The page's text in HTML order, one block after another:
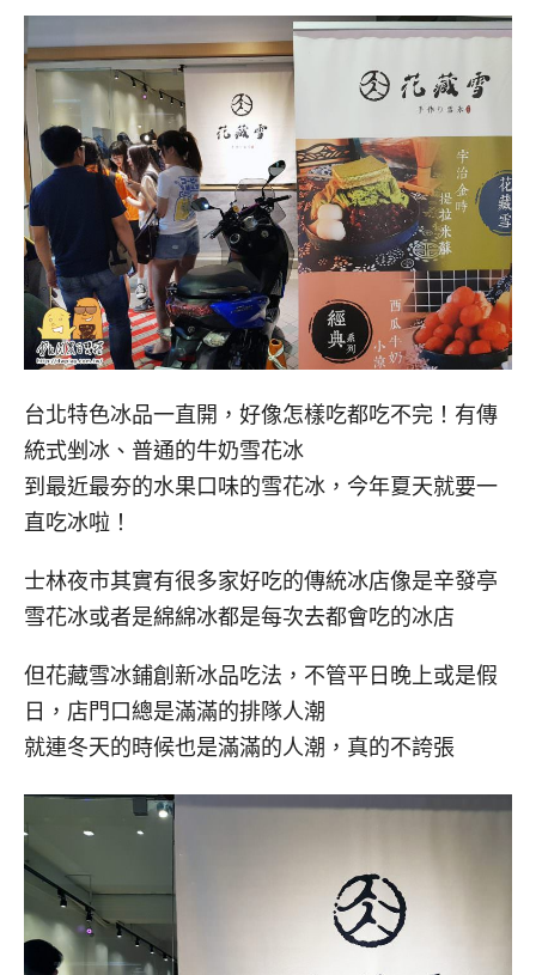
台北特色冰品一直開，好像怎樣吃都吃不完！有傳
統式剉冰、普通的牛奶雪花冰
到最近最夯的水果口味的雪花冰，今年夏天就要一
直吃冰啦！
士林夜市其實有很多家好吃的傳統冰店像是辛發亭
雪花冰或者是綿綿冰都是每次去都會吃的冰店
但花藏雪冰鋪創新冰品吃法，不管平日晚上或是假
日，店門口總是滿滿的排隊人潮
就連冬天的時候也是滿滿的人潮，真的不誇張